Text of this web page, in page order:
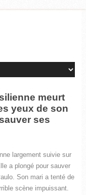
meurt
yeux de son
ses
largement suivie sur
a plongé pour sauver
Son mari a tenté de
scène impuissant.